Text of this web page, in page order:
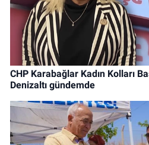
CHP Karabağlar Kadın Kolları
Denizaltı gündemde